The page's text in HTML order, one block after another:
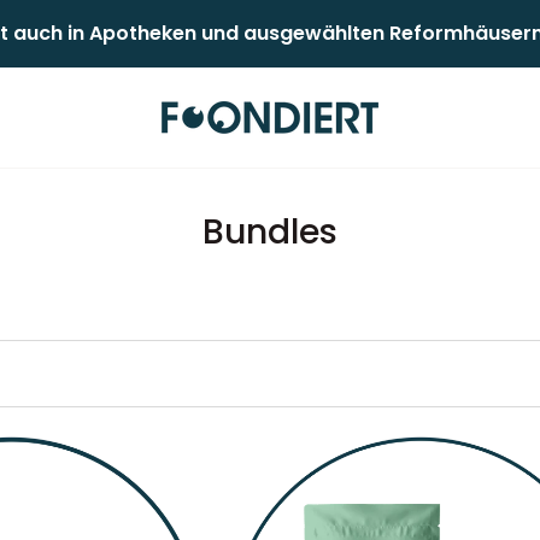
auch in Apotheken und ausgewählten Reformhäusern
Bundles